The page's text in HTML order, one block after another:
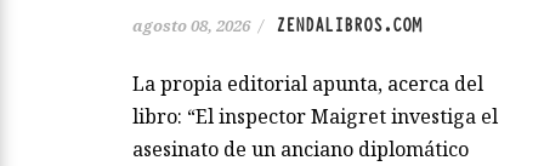
agosto 08, 2026 / ZENDALIBROS.COM
La propia editorial apunta, acerca del
libro: “El inspector Maigret investiga el
asesinato de un anciano diplomático